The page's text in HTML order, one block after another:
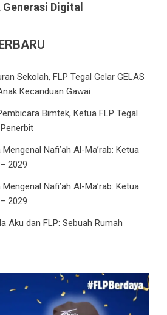
Digital
Sekolah, FLP Tegal Gelar GELAS
Kecanduan Gawai
Bimtek, Ketua FLP Tegal
Mengenal Nafi’ah Al-Ma’rab: Ketua
2029
Mengenal Nafi’ah Al-Ma’rab: Ketua
2029
Aku dan FLP: Sebuah Rumah